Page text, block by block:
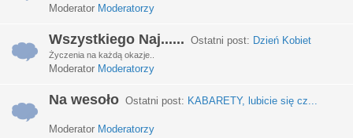
Moderator Moderatorzy
Wszystkiego Naj...... Ostatni post: Dzień Kobiet
Życzenia na każdą okazje..
Moderator Moderatorzy
Na wesoło Ostatni post: KABARETY, lubicie się cz...
Moderator Moderatorzy